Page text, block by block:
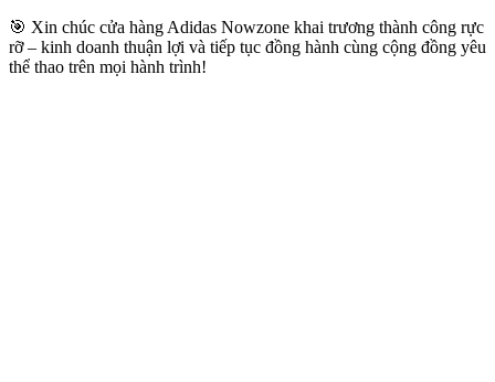
🎯 Xin chúc cửa hàng Adidas Nowzone khai trương thành công rực
rỡ – kinh doanh thuận lợi và tiếp tục đồng hành cùng cộng đồng yêu
thể thao trên mọi hành trình!